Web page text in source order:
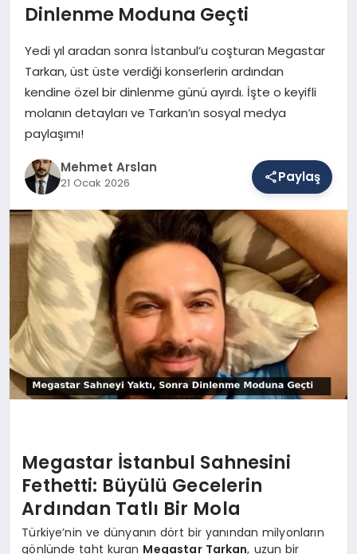
SPOR
MAGAZIN
SAĞLIK
DÜNYA
YAŞAM
Dinlenme Moduna Geçti
Yedi yıl aradan sonra İstanbul’u coşturan Megastar
Tarkan, üst üste verdiği konserlerin ardından
kendine özel bir dinlenme günü ayırdı. İşte o keyifli
molanın detayları ve Tarkan’ın sosyal medya
paylaşımı!
Mehmet Arslan
21 Ocak 2026 Paylaş
Megastar İstanbul Sahnesini
Fethetti: Büyülü Gecelerin
Ardından Tatlı Bir Mola
Türkiye’nin ve dünyanın dört bir yanından milyonların
gönlünde taht kuran Megastar Tarkan, uzun bir